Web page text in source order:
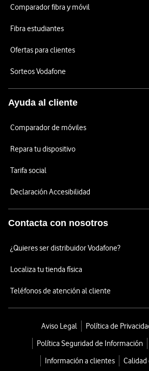
Comparador fibra y móvil
Fibra estudiantes
Ofertas para clientes
Sorteos Vodafone
Ayuda al cliente
Comparador de móviles
Repara tu dispositivo
Tarifa social
Declaración Accesibilidad
Contacta con nosotros
¿Quieres ser distribuidor Vodafone?
Localiza tu tienda física
Teléfonos de atención al cliente
Aviso Legal
Política de
Política Seguridad de Información
Información a clientes